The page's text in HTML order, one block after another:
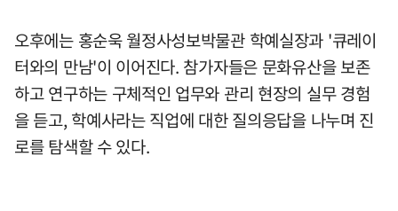
오후에는 홍순욱 월정사성보박물관 학예실장과 '큐레이
터와의 만남'이 이어진다. 참가자들은 문화유산을 보존
하고 연구하는 구체적인 업무와 관리 현장의 실무 경험
을 듣고, 학예사라는 직업에 대한 질의응답을 나누며 진
로를 탐색할 수 있다.